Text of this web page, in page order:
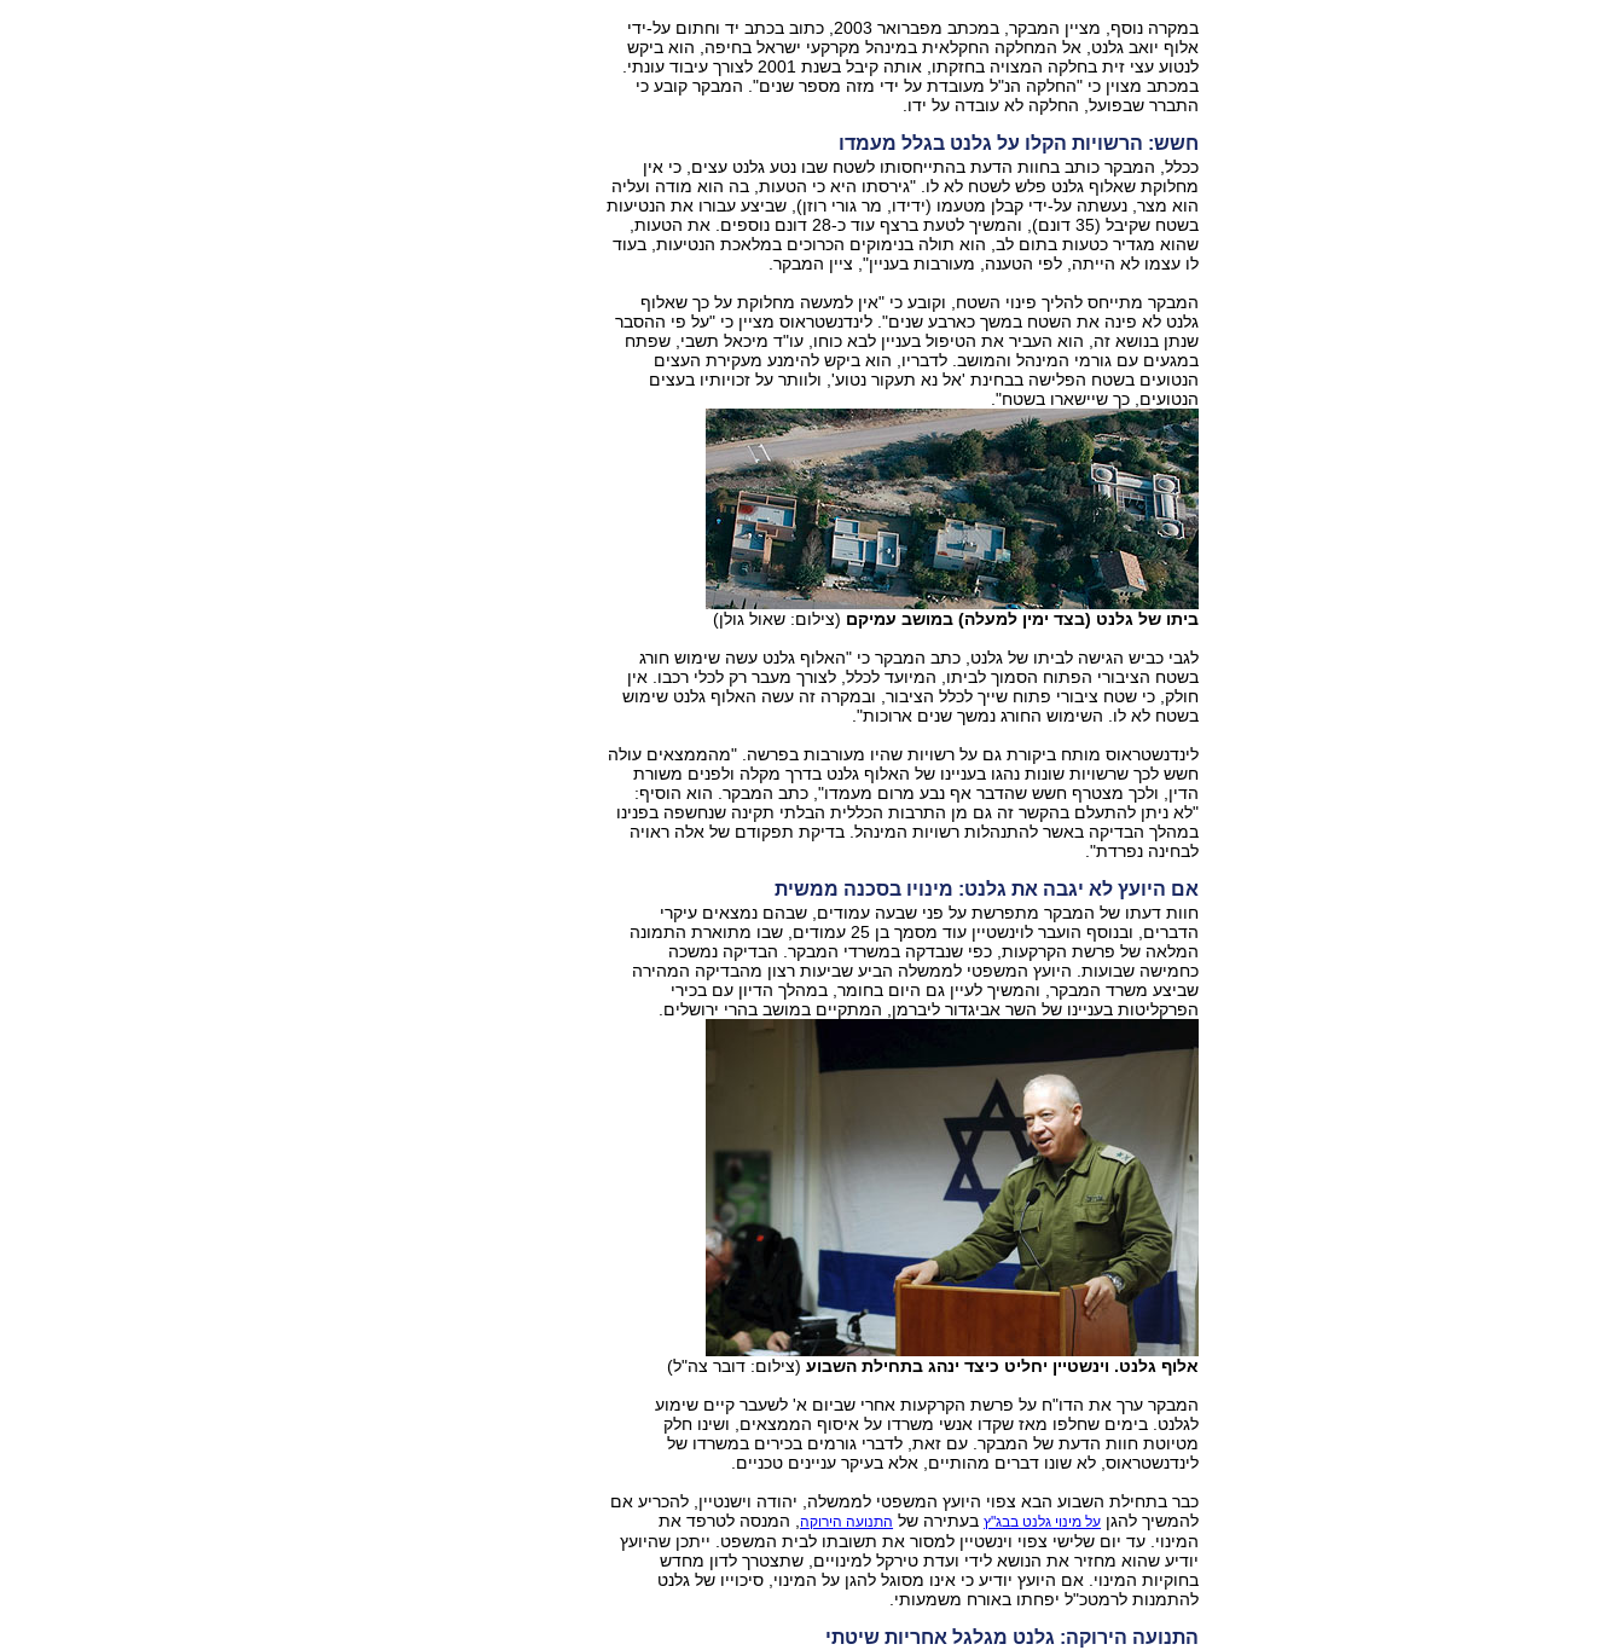
במקרה נוסף, מציין המבקר, במכתב מפברואר 2003, כתוב בכתב יד וחתום על-ידי
אלוף יואב גלנט, אל המחלקה החקלאית במינהל מקרקעי ישראל בחיפה, הוא ביקש
לנטוע עצי זית בחלקה המצויה בחזקתו, אותה קיבל בשנת 2001 לצורך עיבוד עונתי.
במכתב מצוין כי "החלקה הנ"ל מעובדת על ידי מזה מספר שנים". המבקר קובע כי
התברר שבפועל, החלקה לא עובדה על ידו.
חשש: הרשויות הקלו על גלנט בגלל מעמדו
ככלל, המבקר כותב בחוות הדעת בהתייחסותו לשטח שבו נטע גלנט עצים, כי אין
מחלוקת שאלוף גלנט פלש לשטח לא לו. "גירסתו היא כי הטעות, בה הוא מודה ועליה
הוא מצר, נעשתה על-ידי קבלן מטעמו (ידידו, מר גורי רוזן), שביצע עבורו את הנטיעות
בשטח שקיבל (35 דונם), והמשיך לטעת ברצף עוד כ-28 דונם נוספים. את הטעות,
שהוא מגדיר כטעות בתום לב, הוא תולה בנימוקים הכרוכים במלאכת הנטיעות, בעוד
לו עצמו לא הייתה, לפי הטענה, מעורבות בעניין", ציין המבקר.
המבקר מתייחס להליך פינוי השטח, וקובע כי "אין למעשה מחלוקת על כך שאלוף
גלנט לא פינה את השטח במשך כארבע שנים". לינדנשטראוס מציין כי "על פי ההסבר
שנתן בנושא זה, הוא העביר את הטיפול בעניין לבא כוחו, עו"ד מיכאל תשבי, שפתח
במגעים עם גורמי המינהל והמושב. לדבריו, הוא ביקש להימנע מעקירת העצים
הנטועים בשטח הפלישה בבחינת 'אל נא תעקור נטוע', ולוותר על זכויותיו בעצים
הנטועים, כך שיישארו בשטח".
ביתו של גלנט (בצד ימין למעלה) במושב עמיקם (צילום: שאול גולן)
לגבי כביש הגישה לביתו של גלנט, כתב המבקר כי "האלוף גלנט עשה שימוש חורג
בשטח הציבורי הפתוח הסמוך לביתו, המיועד לכלל, לצורך מעבר רק לכלי רכבו. אין
חולק, כי שטח ציבורי פתוח שייך לכלל הציבור, ובמקרה זה עשה האלוף גלנט שימוש
בשטח לא לו. השימוש החורג נמשך שנים ארוכות".
לינדנשטראוס מותח ביקורת גם על רשויות שהיו מעורבות בפרשה. "מהממצאים עולה
חשש לכך שרשויות שונות נהגו בעניינו של האלוף גלנט בדרך מקלה ולפנים משורת
הדין, ולכך מצטרף חשש שהדבר אף נבע מרום מעמדו", כתב המבקר. הוא הוסיף:
"לא ניתן להתעלם בהקשר זה גם מן התרבות הכללית הבלתי תקינה שנחשפה בפנינו
במהלך הבדיקה באשר להתנהלות רשויות המינהל. בדיקת תפקודם של אלה ראויה
לבחינה נפרדת".
אם היועץ לא יגבה את גלנט: מינויו בסכנה ממשית
חוות דעתו של המבקר מתפרשת על פני שבעה עמודים, שבהם נמצאים עיקרי
הדברים, ובנוסף הועבר לוינשטיין עוד מסמך בן 25 עמודים, שבו מתוארת התמונה
המלאה של פרשת הקרקעות, כפי שנבדקה במשרדי המבקר. הבדיקה נמשכה
כחמישה שבועות. היועץ המשפטי לממשלה הביע שביעות רצון מהבדיקה המהירה
שביצע משרד המבקר, והמשיך לעיין גם היום בחומר, במהלך הדיון עם בכירי
הפרקליטות בעניינו של השר אביגדור ליברמן, המתקיים במושב בהרי ירושלים.
אלוף גלנט. וינשטיין יחליט כיצד ינהג בתחילת השבוע(צילום: דובר צה"ל)
המבקר ערך את הדו"ח על פרשת הקרקעות אחרי שביום א' לשעבר קיים שימוע
לגלנט. בימים שחלפו מאז שקדו אנשי משרדו על איסוף הממצאים, ושינו חלק
מטיוטת חוות הדעת של המבקר. עם זאת, לדברי גורמים בכירים במשרדו של
לינדנשטראוס, לא שונו דברים מהותיים, אלא בעיקר עניינים טכניים.
כבר בתחילת השבוע הבא צפוי היועץ המשפטי לממשלה, יהודה וישנטיין, להכריע אם
להמשיך להגן על מינוי גלנט בבג"ץבעתירה של התנועה הירוקה, המנסה לטרפד את
המינוי. עד יום שלישי צפוי וינשטיין למסור את תשובתו לבית המשפט. ייתכן שהיועץ
יודיע שהוא מחזיר את הנושא לידי ועדת טירקל למינויים, שתצטרך לדון מחדש
בחוקיות המינוי. אם היועץ יודיע כי אינו מסוגל להגן על המינוי, סיכוייו של גלנט
להתמנות לרמטכ"ל יפחתו באורח משמעותי.
התנועה הירוקה: גלנט מגלגל אחריות שיטתי